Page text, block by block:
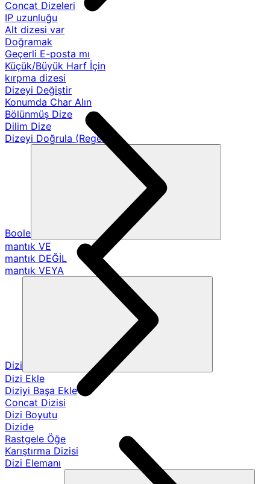
Concat Dizeleri
IP uzunluğu
Alt dizesi var
Doğramak
Geçerli E-posta mı
Küçük/Büyük Harf İçin
kırpma dizesi
Dizeyi Değiştir
Konumda Char Alın
Bölünmüş Dize
Dilim Dize
Dizeyi Doğrula (Regex)
Boole
mantık VE
mantık DEĞİL
mantık VEYA
Dizi
Dizi Ekle
Diziyi Başa Ekle
Concat Dizisi
Dizi Boyutu
Dizide
Rastgele Öğe
Karıştırma Dizisi
Dizi Elemanı